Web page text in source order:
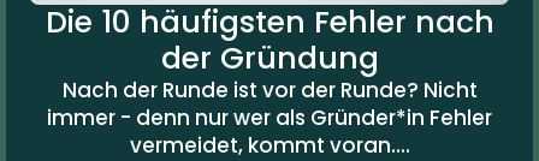
Die 10 häufigsten Fehler nach
der Gründung
Nach der Runde ist vor der Runde? Nicht
immer - denn nur wer als Gründer*in Fehler
vermeidet, kommt voran....